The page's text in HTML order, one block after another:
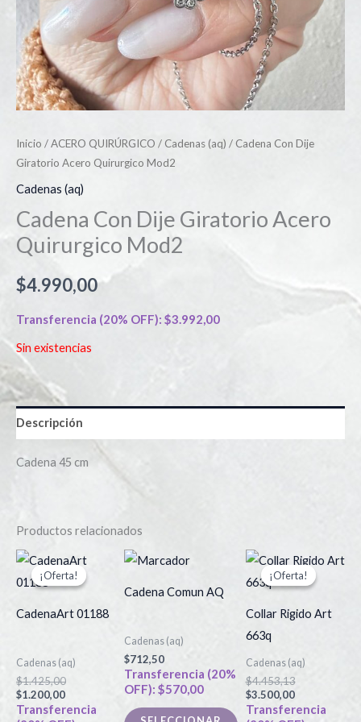
Inicio /ACERO QUIRÚRGICO / Cadenas (aq) / Cadena Con Dije
Giratorio Acero Quirurgico Mod2
Cadenas (aq)
Cadena Con Dije Giratorio Acero
Quirurgico Mod2
$4.990,00
Transferencia (20% OFF): $3.992,00
Sin existencias
Descripción
Cadena 45 cm
Productos relacionados
¡Oferta!
¡Oferta!
CadenaArt 01188
Cadenas (aq)
$1.425,00
El
precio
original
$1.425,00.
$1.200,00
El
precio
actual
$1.200,00.
Transferencia
Cadena Comun AQ
Cadenas (aq)
$712,50
Transferencia (20%
OFF): $570,00
Este
producto
variantes.
Las
opciones
¡Oferta!
¡Oferta!
Collar Rigido Art
663q
Cadenas (aq)
$4.453,13
El
precio
original
$4.453,13.
$3.500,00
El
precio
actual
$3.500,00.
Transferencia